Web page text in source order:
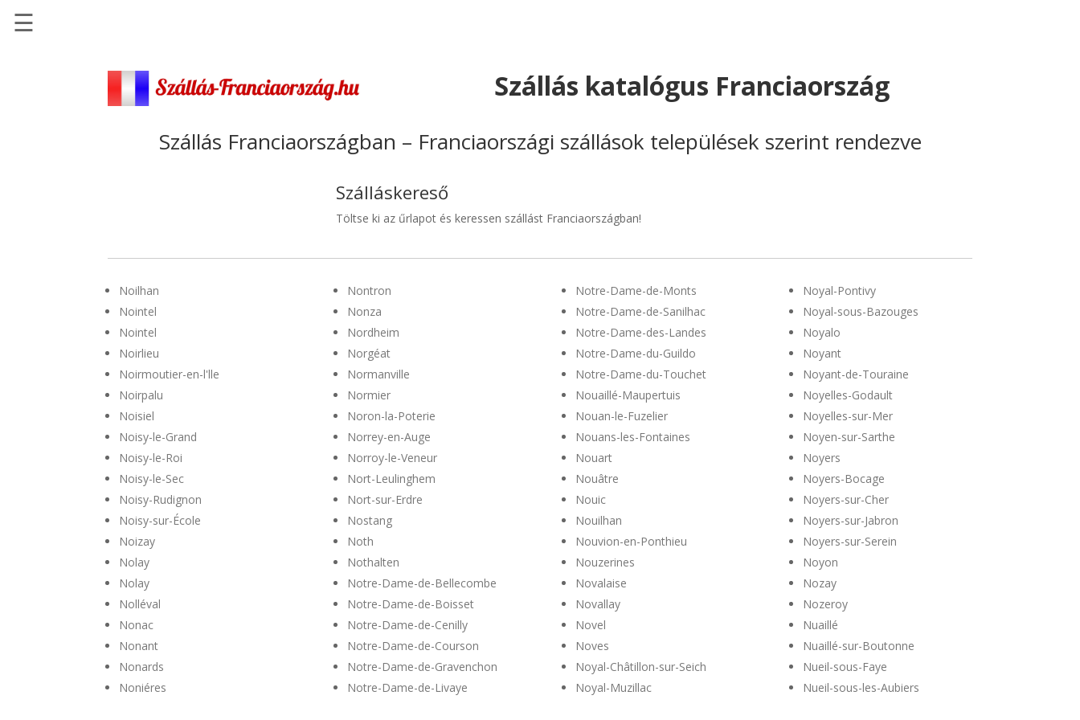
☰
Szállás katalógus Franciaország
Szállás Franciaországban – Franciaországi szállások települések szerint rendezve
Szálláskereső
Töltse ki az űrlapot és keressen szállást Franciaországban!
Noilhan
Nointel
Nointel
Noirlieu
Noirmoutier-en-l'lle
Noirpalu
Noisiel
Noisy-le-Grand
Noisy-le-Roi
Noisy-le-Sec
Noisy-Rudignon
Noisy-sur-École
Noizay
Nolay
Nolay
Nolléval
Nonac
Nonant
Nonards
Noniéres
Nontron
Nonza
Nordheim
Norgéat
Normanville
Normier
Noron-la-Poterie
Norrey-en-Auge
Norroy-le-Veneur
Nort-Leulinghem
Nort-sur-Erdre
Nostang
Noth
Nothalten
Notre-Dame-de-Bellecombe
Notre-Dame-de-Boisset
Notre-Dame-de-Cenilly
Notre-Dame-de-Courson
Notre-Dame-de-Gravenchon
Notre-Dame-de-Livaye
Notre-Dame-de-Monts
Notre-Dame-de-Sanilhac
Notre-Dame-des-Landes
Notre-Dame-du-Guildo
Notre-Dame-du-Touchet
Nouaillé-Maupertuis
Nouan-le-Fuzelier
Nouans-les-Fontaines
Nouart
Nouâtre
Nouic
Nouilhan
Nouvion-en-Ponthieu
Nouzerines
Novalaise
Novallay
Novel
Noves
Noyal-Châtillon-sur-Seich
Noyal-Muzillac
Noyal-Pontivy
Noyal-sous-Bazouges
Noyalo
Noyant
Noyant-de-Touraine
Noyelles-Godault
Noyelles-sur-Mer
Noyen-sur-Sarthe
Noyers
Noyers-Bocage
Noyers-sur-Cher
Noyers-sur-Jabron
Noyers-sur-Serein
Noyon
Nozay
Nozeroy
Nuaillé
Nuaillé-sur-Boutonne
Nueil-sous-Faye
Nueil-sous-les-Aubiers